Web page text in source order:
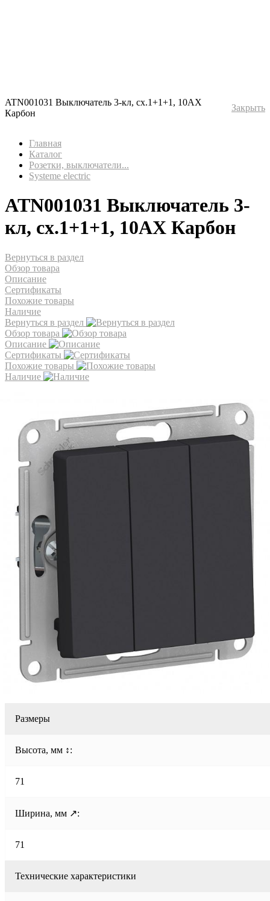
ATN001031 Выключатель 3-кл, сх.1+1+1, 10АХ
Карбон
Закрыть
Главная
Каталог
Розетки, выключатели...
Systeme electric
ATN001031 Выключатель 3-
кл, сх.1+1+1, 10АХ Карбон
Вернуться в раздел
Обзор товара
Описание
Сертификаты
Похожие товары
Наличие
Вернуться в раздел
Обзор товара
Описание
Сертификаты
Похожие товары
Наличие
Размеры
Высота, мм ↕:
71
Ширина, мм ↗:
71
Технические характеристики